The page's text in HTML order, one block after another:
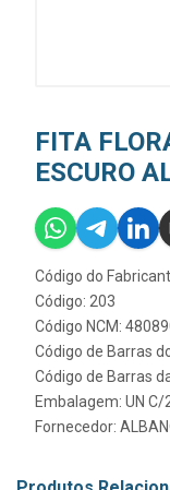
FITA
ESCURO
Código do
Código: 203
Código NCM:
Código de Barras
Código de Barras
Embalagem: UN C/
Fornecedor: